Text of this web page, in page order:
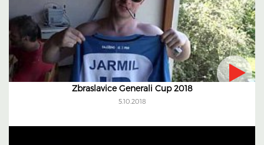
Zbraslavice Generali Cup 2018
5.10.2018